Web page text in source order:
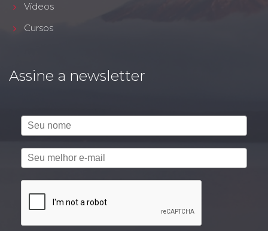
Vídeos
Cursos
Assine a newsletter